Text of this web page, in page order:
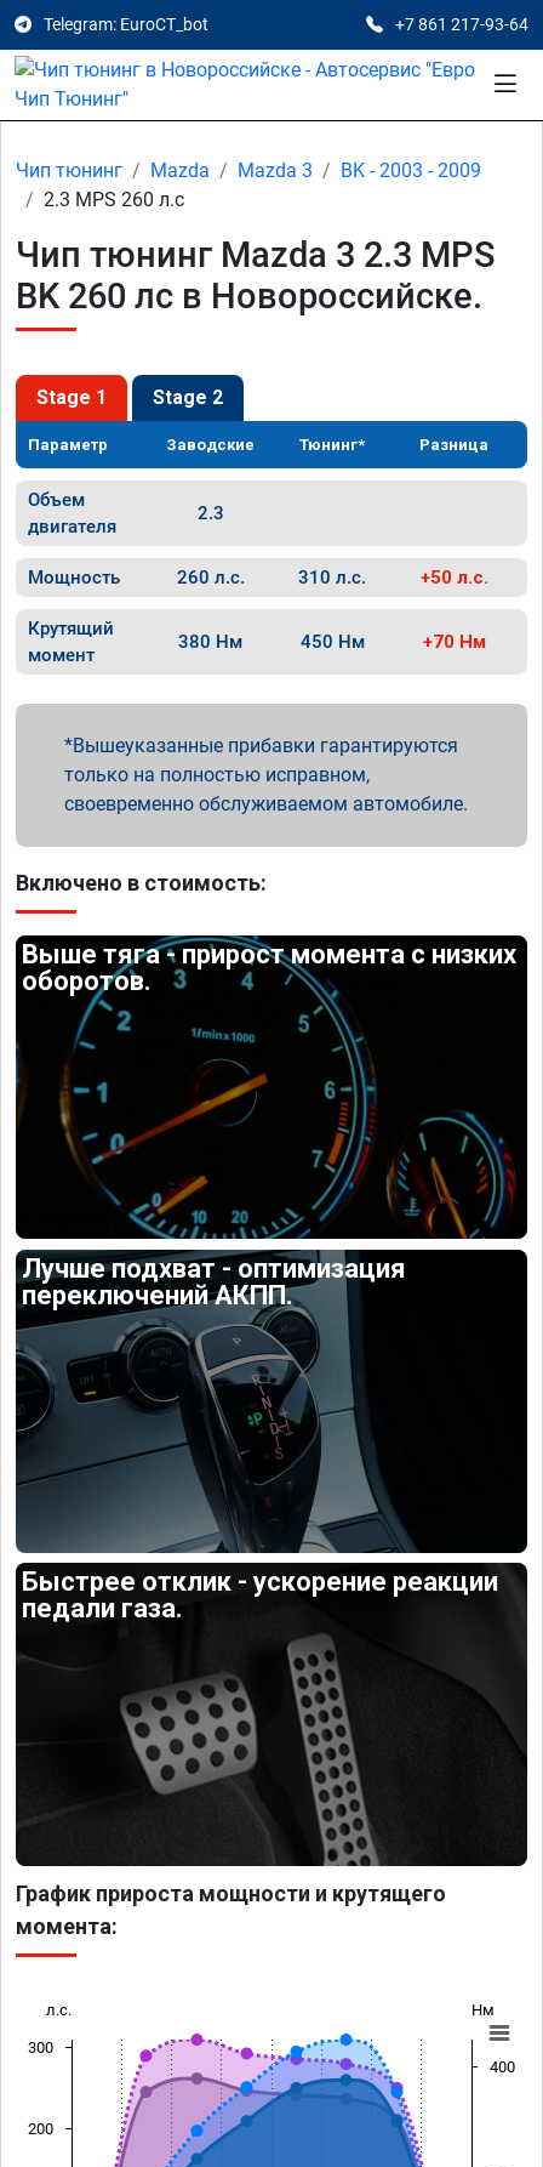
Telegram: EuroCT_bot +7 861 217-93-64
Чип тюнинг Mazda Mazda 3
BK - 2003 - 2009
2.3 MPS 260 л.с
Чип тюнинг Mazda 3 2.3 MPS
BK 260 лс в Новороссийске.
Stage 1 Stage 2
Параметр Заводские Тюнинг* Разница
Объем
двигателя
2.3
Мощность 260 л.с. 310 л.с. +50 л.с.
Крутящий
момент
380 Нм 450 Нм +70 Нм
Вышеуказанные прибавки гарантируются
только на полностью исправном,
своевременно обслуживаемом автомобиле.
Включено в стоимость:
Выше тяга - прирост момента с низких
оборотов.
Лучше подхват - оптимизация
переключений АКПП.
Быстрее отклик - ускорение реакции
педали газа.
График прироста мощности и крутящего
момента:
л.с. Нм
200
300
400